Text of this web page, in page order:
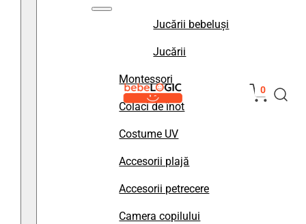
Jucării bebeluși
Jucării
Montessori
Colaci de înot
Costume UV
Accesorii plajă
Accesorii petrecere
Camera copilului
0